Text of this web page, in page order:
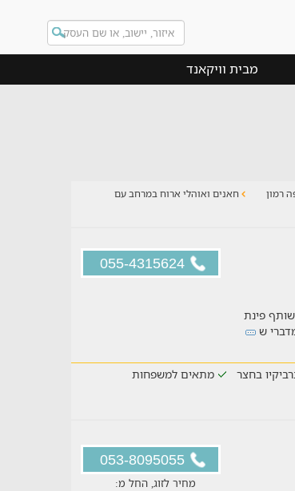
מבית וויקאנד
רמון
חאנים ואוהלי ארוח במרחב עם
055-4315624
פינת
ש
בחצר מתאים למשפחות
053-8095055
מחיר לזוג, החל מ: